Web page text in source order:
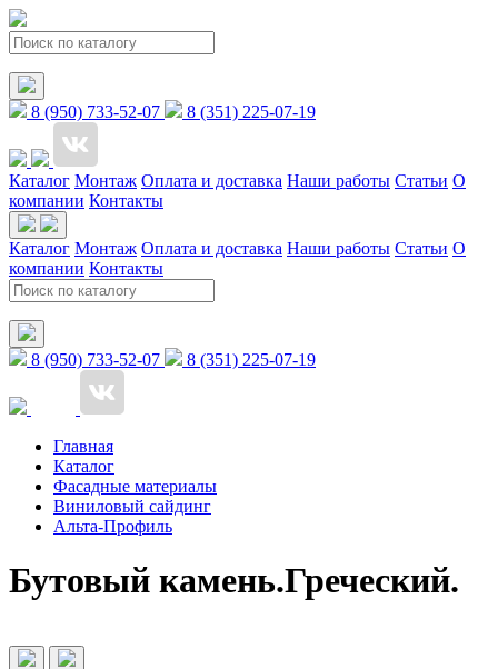
8 (950) 733-52-07 8 (351) 225-07-19
Каталог Монтаж Оплата и доставка Наши работы Статьи О
компании Контакты
Каталог Монтаж Оплата и доставка Наши работы Статьи О
компании Контакты
8 (950) 733-52-07 8 (351) 225-07-19
Главная
Каталог
Фасадные материалы
Виниловый сайдинг
Альта-Профиль
Бутовый камень.Греческий.